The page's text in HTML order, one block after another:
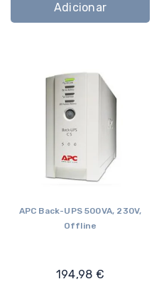
Adicionar
APC Back-UPS 500VA, 230V,
Offline
194,98 €